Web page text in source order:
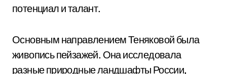
потенциал и талант.
Основным направлением Теняковой была
живопись пейзажей. Она исследовала
разные природные ландшафты России,